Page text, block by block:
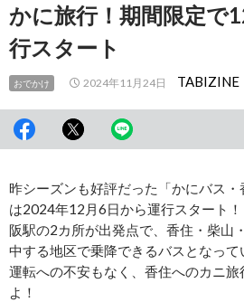
かに旅行！期間限定で
行スタート
おでかけ 2024年11月24日 TABIZINE
昨シーズンも好評だった「かにバス
は2024年12月6日から運行スタート
阪駅の2カ所が出発点で、香住・柴山
中する地区で乗降できるバスとなっ
運転への不安もなく、香住へのカニ
よ！